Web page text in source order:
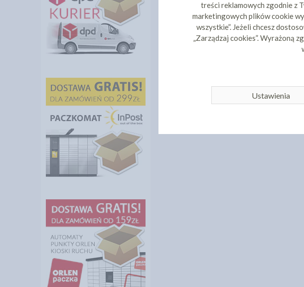
treści reklamowych zgodnie z
marketingowych plików cookie
wszystkie”. Jeżeli chcesz
„Zarządzaj cookies”. Wyrażoną
Ustawienia